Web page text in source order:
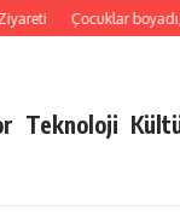
Çocuklar boyadı,
Teknoloji